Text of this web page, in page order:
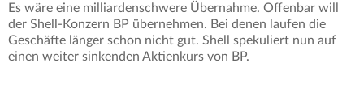
Es wäre eine milliardenschwere Übernahme. Offenbar will
der Shell-Konzern BP übernehmen. Bei denen laufen die
Geschäfte länger schon nicht gut. Shell spekuliert nun auf
einen weiter sinkenden Aktienkurs von BP.